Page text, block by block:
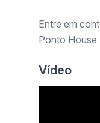
Entre em
Ponto House
Vídeo